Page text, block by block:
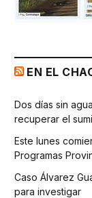
EN EL
Dos días sin
recuperar el
Este lunes
Programas
Caso Álvarez
para investigar